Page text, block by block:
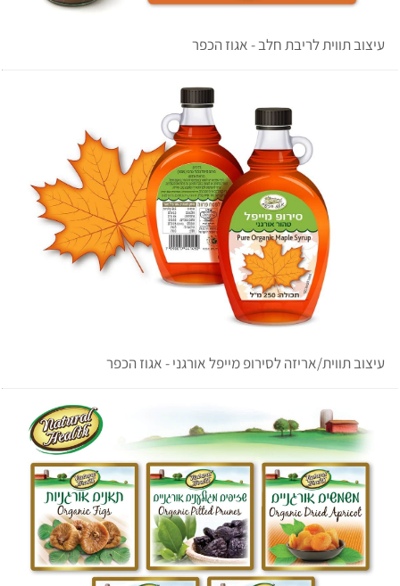
עיצוב תווית לריבת חלב - אגוז הכפר
עיצוב תווית/אריזה לסירופ מייפל אורגני - אגוז הכפר